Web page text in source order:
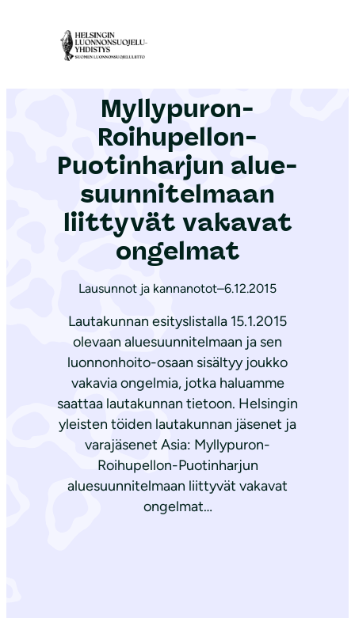
Etusivu|Ajankohtaista
Myllypuron-
Roihupellon-
Puotinharjun alue­
suun­ni­tel­maan
liittyvät vakavat
ongelmat
Lausunnot ja kannanotot–6.12.2015
Lautakunnan esityslistalla 15.1.2015
olevaan aluesuunnitelmaan ja sen
luonnonhoito-osaan sisältyy joukko
vakavia ongelmia, jotka haluamme
saattaa lautakunnan tietoon. Helsingin
yleisten töiden lautakunnan jäsenet ja
varajäsenet Asia: Myllypuron-
Roihupellon-Puotinharjun
aluesuunnitelmaan liittyvät vakavat
ongelmat…